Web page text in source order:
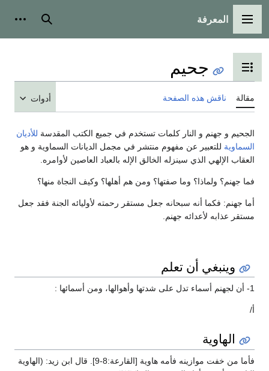
القائمة الرئيسية
المعرفة بحث
تبديل عرض جدول المحتويات
جحيم
مقالة ناقش هذه الصفحة أدوات
الجحيم و جهنم و النار كلمات تستخدم في جميع الكتب المقدسة للأديان
السماوية للتعبير عن مفهوم منتشر في مجمل الديانات السماوية و هو
العقاب الإلهي الذي سينزله الخالق الإله بالعباد العاصين لأوامره.
فما جهنم؟ ولماذا؟ وما صفتها؟ ومن هم أهلها؟ وكيف النجاة منها؟
أما جهنم: فكما أنه سبحانه جعل مستقر رحمته لأوليائه الجنة فقد جعل
مستقر عذابه لأعدائه جهنم.
وينبغي أن تعلم
1- أن لجهنم أسماء تدل على شدتها وأهوالها، ومن أسمائها :
أ/
الهاوية
فأما من خفت موازينه فأمه هاوية [القارعة:8-9]. قال ابن زيد: (الهاوية